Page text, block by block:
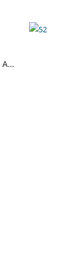
Outdoorchef Plancha για Arosa Evo